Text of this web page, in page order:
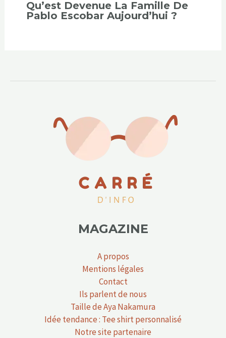
Qu’est Devenue La Famille De
Pablo Escobar Aujourd’hui ?
MAGAZINE
A propos
Mentions légales
Contact
Ils parlent de nous
Taille de Aya Nakamura
Idée tendance : Tee shirt personnalisé
Notre site partenaire